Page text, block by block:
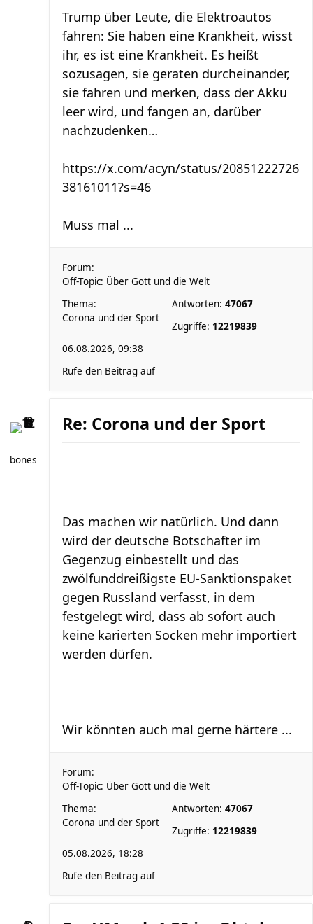
Trump über Leute, die Elektroautos
fahren: Sie haben eine Krankheit, wisst
ihr, es ist eine Krankheit. Es heißt
sozusagen, sie geraten durcheinander,
sie fahren und merken, dass der Akku
leer wird, und fangen an, darüber
nachzudenken…
https://x.com/acyn/status/20851222726
38161011?s=46
Muss mal ...
Forum:
Off-Topic: Über Gott und die Welt
Thema:
Corona und der Sport
Antworten: 47067
Zugriffe: 12219839
06.08.2026, 09:38
Rufe den Beitrag auf
bones
Re: Corona und der Sport
Das machen wir natürlich. Und dann
wird der deutsche Botschafter im
Gegenzug einbestellt und das
zwölfunddreißigste EU-Sanktionspaket
gegen Russland verfasst, in dem
festgelegt wird, dass ab sofort auch
keine karierten Socken mehr importiert
werden dürfen.
Wir könnten auch mal gerne härtere ...
Forum:
Off-Topic: Über Gott und die Welt
Thema:
Corona und der Sport
Antworten: 47067
Zugriffe: 12219839
05.08.2026, 18:28
Rufe den Beitrag auf